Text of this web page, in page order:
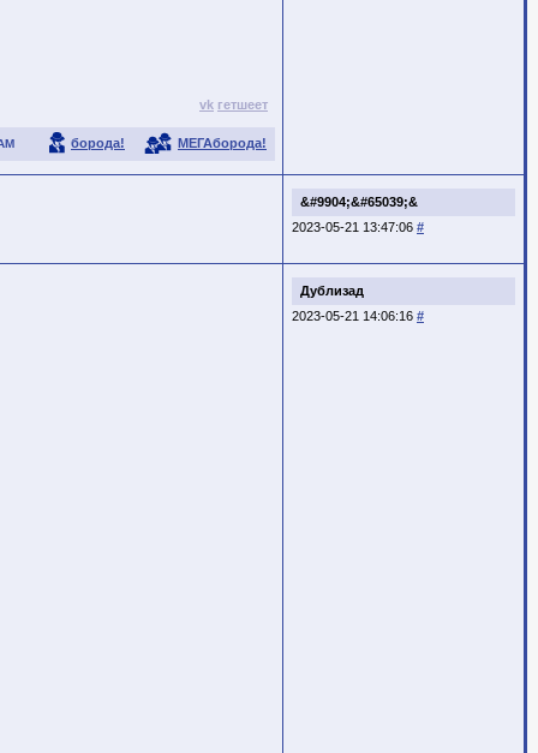
vk гетшеет
борода! МЕГАборода!
&#9904;&#65039;&
2023-05-21 13:47:06 #
Дублизад
2023-05-21 14:06:16 #